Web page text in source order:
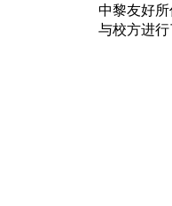
中黎友好
与校方进行